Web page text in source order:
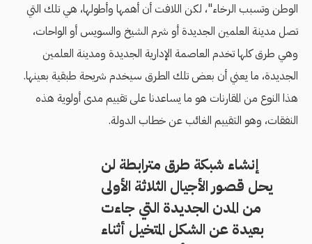
الوطن وتسبب الرخاء"، لكن اللافت أن أهمها وأطولها، هي تلك التي
تصل مدينة العلمين الجديدة أو شرم الشيخ والسويس أو الواحات،
وهي طرق كلها تخدم العاصمة الإدارية الجديدة ومدينة العلمين
الجديدة، ما يعني أن بعض تلك الطرق سيخدم شريحة طبقية بعينها.
هذا النوع من المقارنات هو ما يساعدنا على تقييم مدى أولوية هذه
النفقات، وهو التقييم الغائب عن خطاب الدولة.
إنشاء شبكة طرق مترابطة لن
يحل قصور الأجيال الثلاثة الأولى
من المدن الجديدة التي جاءت
بعيدة عن الشكل المتخيل أثناء